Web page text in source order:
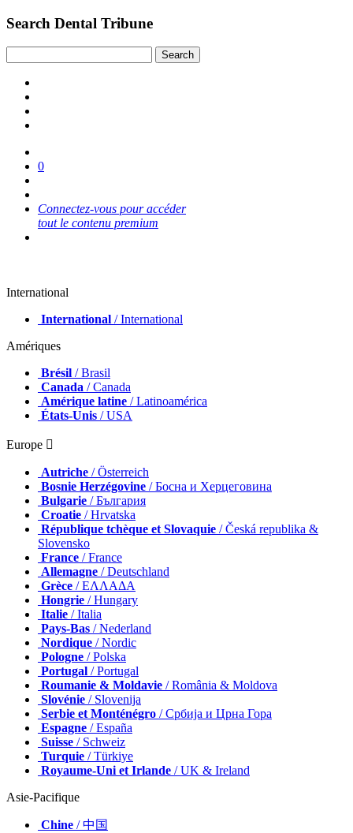
Search Dental Tribune
0
Connectez-vous pour accéder
tout le contenu premium
International
International / International
Amériques
Brésil / Brasil
Canada / Canada
Amérique latine / Latinoamérica
États-Unis / USA
Europe 
Autriche / Österreich
Bosnie Herzégovine / Босна и Херцеговина
Bulgarie / България
Croatie / Hrvatska
République tchèque et Slovaquie / Česká republika &
Slovensko
France / France
Allemagne / Deutschland
Grèce / ΕΛΛΑΔΑ
Hongrie / Hungary
Italie / Italia
Pays-Bas / Nederland
Nordique / Nordic
Pologne / Polska
Portugal / Portugal
Roumanie & Moldavie / România & Moldova
Slovénie / Slovenija
Serbie et Monténégro / Србија и Црна Гора
Espagne / España
Suisse / Schweiz
Turquie / Türkiye
Royaume-Uni et Irlande / UK & Ireland
Asie-Pacifique
Chine / 中国